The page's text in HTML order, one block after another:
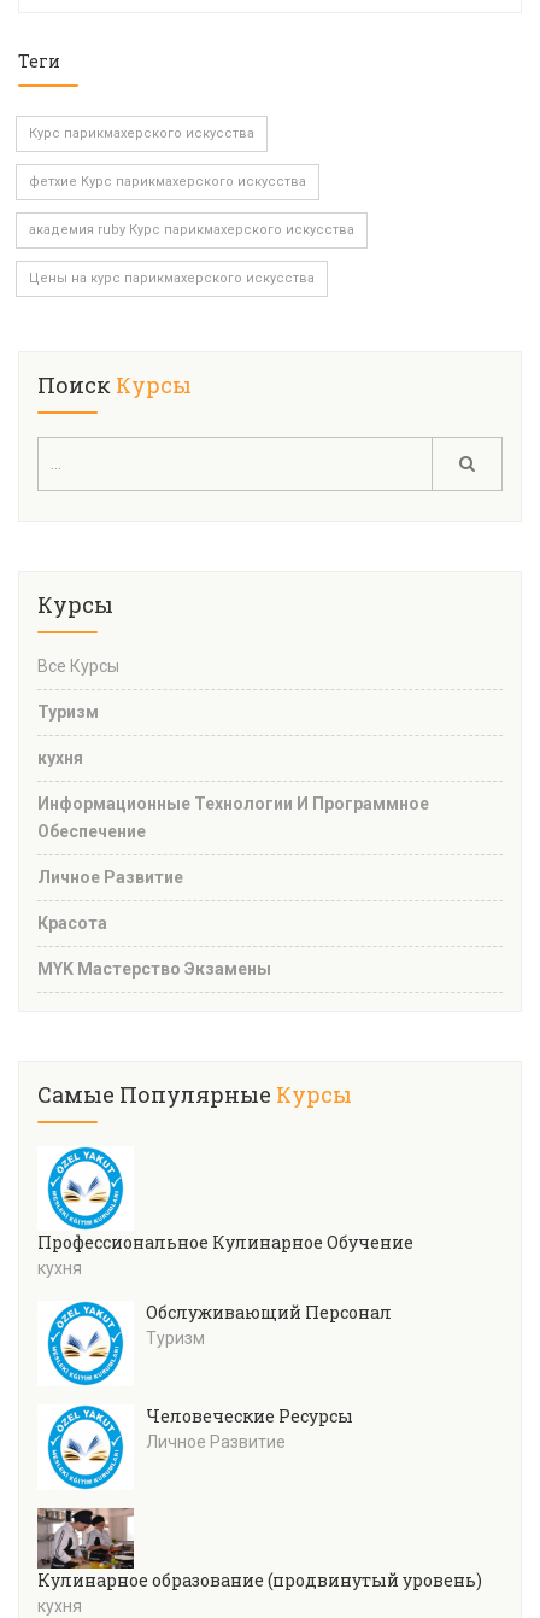
Теги
Курс парикмахерского искусства
фетхие Курс парикмахерского искусства
академия ruby Курс парикмахерского искусства
Цены на курс парикмахерского искусства
Поиск Курсы
Курсы
Все Курсы
Туризм
кухня
Информационные Технологии И Программное
Обеспечение
Личное Развитие
Красота
MYK Мастерство Экзамены
Самые Популярные Курсы
Профессиональное Кулинарное Обучение
кухня
Обслуживающий Персонал
Туризм
Человеческие Ресурсы
Личное Развитие
Кулинарное образование (продвинутый уровень)
кухня